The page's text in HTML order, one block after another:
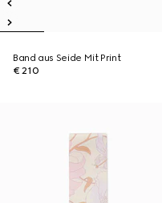
Band aus Seide Mit Print
€ 210